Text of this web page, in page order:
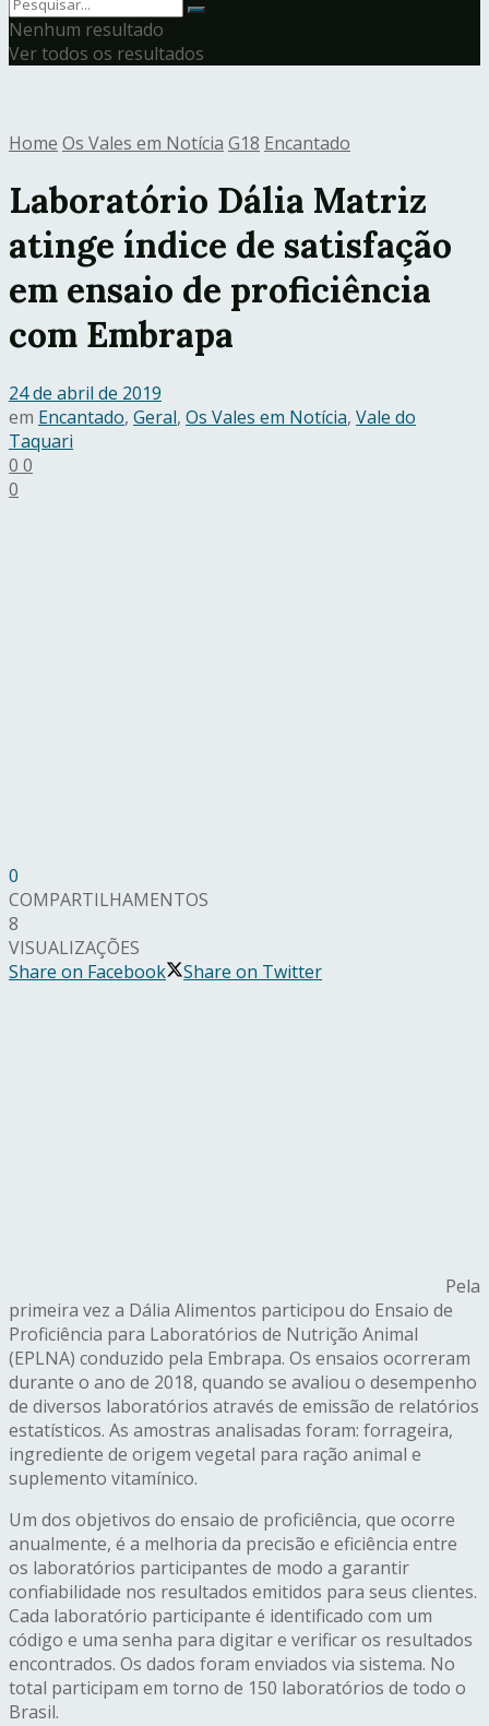
Nenhum resultado
Ver todos os resultados
Home Os Vales em Notícia G18 Encantado
Laboratório Dália Matriz
atinge índice de satisfação
em ensaio de proficiência
com Embrapa
24 de abril de 2019
em Encantado, Geral, Os Vales em Notícia, Vale do
Taquari
0 0
0
0
COMPARTILHAMENTOS
8
VISUALIZAÇÕES
Share on Facebook
Share on Twitter
Pela
primeira vez a Dália Alimentos participou do Ensaio de
Proficiência para Laboratórios de Nutrição Animal
(EPLNA) conduzido pela Embrapa. Os ensaios ocorreram
durante o ano de 2018, quando se avaliou o desempenho
de diversos laboratórios através de emissão de relatórios
estatísticos. As amostras analisadas foram: forrageira,
ingrediente de origem vegetal para ração animal e
suplemento vitamínico.
Um dos objetivos do ensaio de proficiência, que ocorre
anualmente, é a melhoria da precisão e eficiência entre
os laboratórios participantes de modo a garantir
confiabilidade nos resultados emitidos para seus clientes.
Cada laboratório participante é identificado com um
código e uma senha para digitar e verificar os resultados
encontrados. Os dados foram enviados via sistema. No
total participam em torno de 150 laboratórios de todo o
Brasil.